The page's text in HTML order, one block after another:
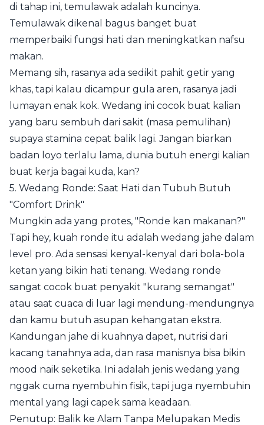
di tahap ini, temulawak adalah kuncinya.
Temulawak dikenal bagus banget buat
memperbaiki fungsi hati dan meningkatkan nafsu
makan.
Memang sih, rasanya ada sedikit pahit getir yang
khas, tapi kalau dicampur gula aren, rasanya jadi
lumayan enak kok. Wedang ini cocok buat kalian
yang baru sembuh dari sakit (masa pemulihan)
supaya stamina cepat balik lagi. Jangan biarkan
badan loyo terlalu lama, dunia butuh energi kalian
buat kerja bagai kuda, kan?
5. Wedang Ronde: Saat Hati dan Tubuh Butuh
"Comfort Drink"
Mungkin ada yang protes, "Ronde kan makanan?"
Tapi hey, kuah ronde itu adalah wedang jahe dalam
level pro. Ada sensasi kenyal-kenyal dari bola-bola
ketan yang bikin hati tenang. Wedang ronde
sangat cocok buat penyakit "kurang semangat"
atau saat cuaca di luar lagi mendung-mendungnya
dan kamu butuh asupan kehangatan ekstra.
Kandungan jahe di kuahnya dapet, nutrisi dari
kacang tanahnya ada, dan rasa manisnya bisa bikin
mood naik seketika. Ini adalah jenis wedang yang
nggak cuma nyembuhin fisik, tapi juga nyembuhin
mental yang lagi capek sama keadaan.
Penutup: Balik ke Alam Tanpa Melupakan Medis